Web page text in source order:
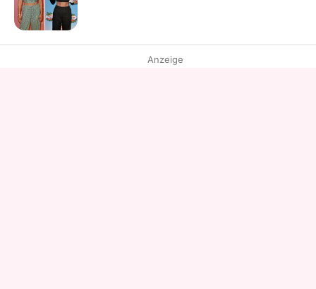
Anzeige